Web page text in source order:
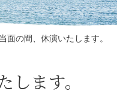
当面の間、休演いたします。
ます。